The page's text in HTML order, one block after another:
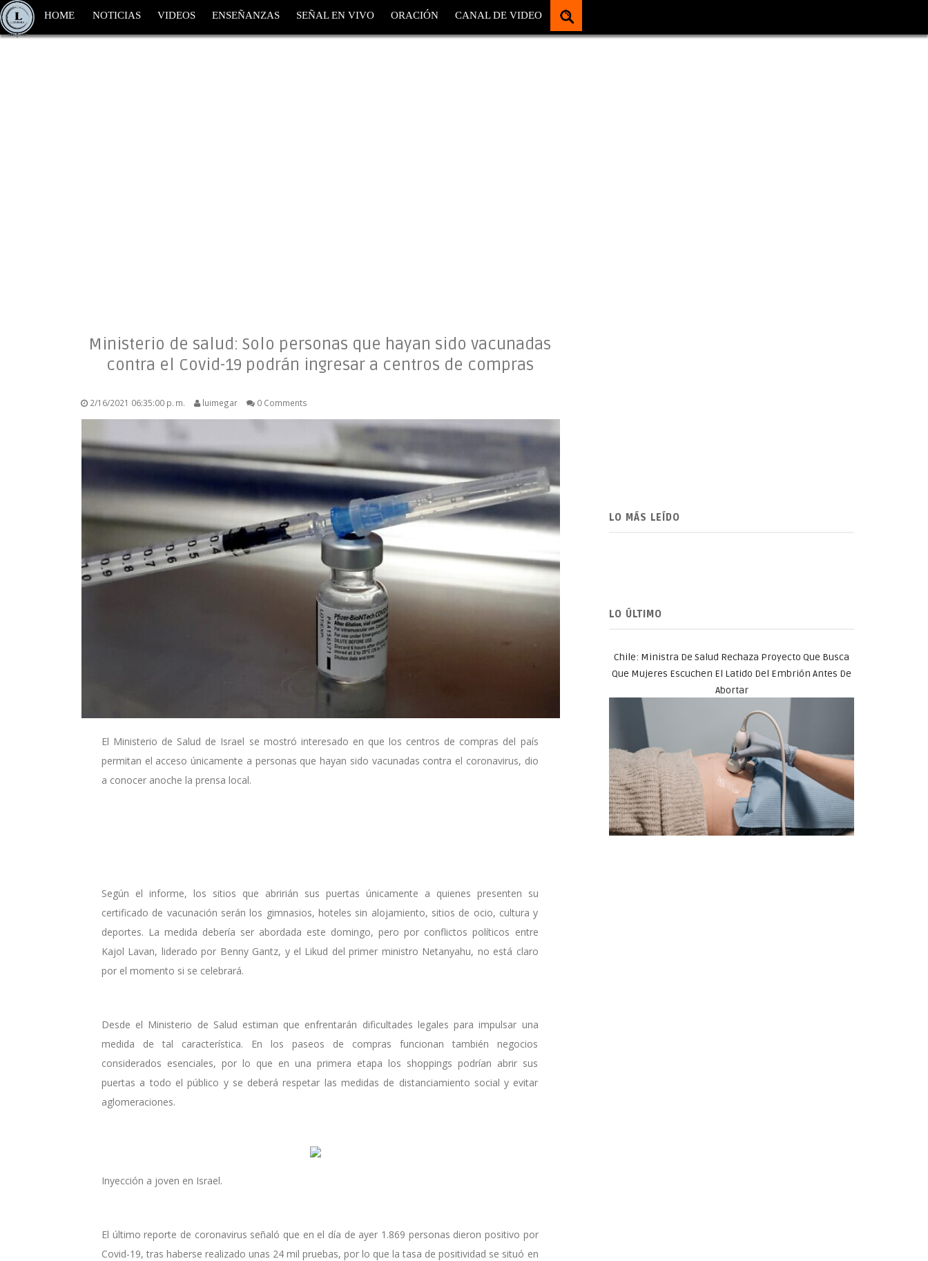
HOME NOTICIAS VIDEOS ENSEÑANZAS SEÑAL EN VIVO ORACIÓN CANAL DE VIDEO
Ministerio de salud: Solo personas que hayan sido vacunadas
contra el Covid-19 podrán ingresar a centros de compras
2/16/2021 06:35:00 p. m. luimegar 0 Comments
El Ministerio de Salud de Israel se mostró interesado en que los centros de compras del país
permitan el acceso únicamente a personas que hayan sido vacunadas contra el coronavirus, dio
a conocer anoche la prensa local.
Según el informe, los sitios que abririán sus puertas únicamente a quienes presenten su
certificado de vacunación serán los gimnasios, hoteles sin alojamiento, sitios de ocio, cultura y
deportes. La medida debería ser abordada este domingo, pero por conflictos políticos entre
Kajol Lavan, liderado por Benny Gantz, y el Likud del primer ministro Netanyahu, no está claro
por el momento si se celebrará.
Desde el Ministerio de Salud estiman que enfrentarán dificultades legales para impulsar una
medida de tal característica. En los paseos de compras funcionan también negocios
considerados esenciales, por lo que en una primera etapa los shoppings podrían abrir sus
puertas a todo el público y se deberá respetar las medidas de distanciamiento social y evitar
aglomeraciones.
Inyección a joven en Israel.
El último reporte de coronavirus señaló que en el día de ayer 1.869 personas dieron positivo por
Covid-19, tras haberse realizado unas 24 mil pruebas, por lo que la tasa de positividad se situó en
LO MÁS LEÍDO
LO ÚLTIMO
Chile: Ministra De Salud Rechaza Proyecto Que Busca
Que Mujeres Escuchen El Latido Del Embrión Antes De
Abortar